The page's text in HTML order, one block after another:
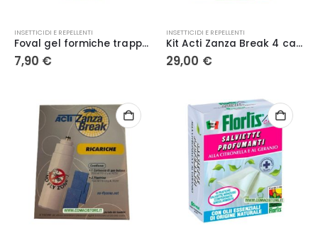
INSETTICIDI E REPELLENTI
Foval gel formiche trappola insetticida per il controllo delle formiche 2 pz – Adama Kollant
7,90 €
INSETTICIDI E REPELLENTI
Kit Acti Zanza Break 4 cartucce + 12 piastrine
29,00 €